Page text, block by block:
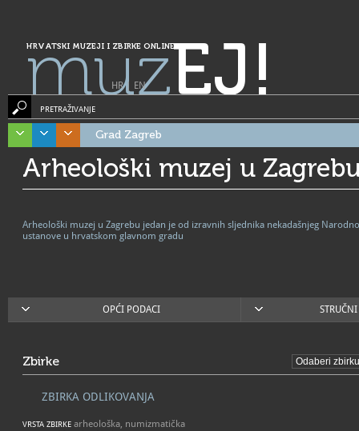
HRVATSKI MUZEJI I ZBIRKE ONLINE
muzEJ!
HR| EN
PRETRAŽIVANJE
Grad Zagreb
Arheološki muzej u
Arheološki muzej u Zagrebu jedan je od izravnih sljednika nekadašnjeg
ustanove u hrvatskom glavnom gradu
OPĆI PODACI
Zbirke
ZBIRKA ODLIKOVANJA
VRSTA ZBIRKE arheološka, numizmatička